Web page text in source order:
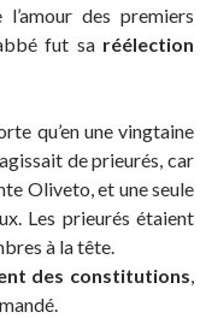
des premiers
fut sa réélection
qu’en une vingtaine
de prieurés, car
Oliveto, et une seule
Les prieurés étaient
à la tête.
des constitutions,